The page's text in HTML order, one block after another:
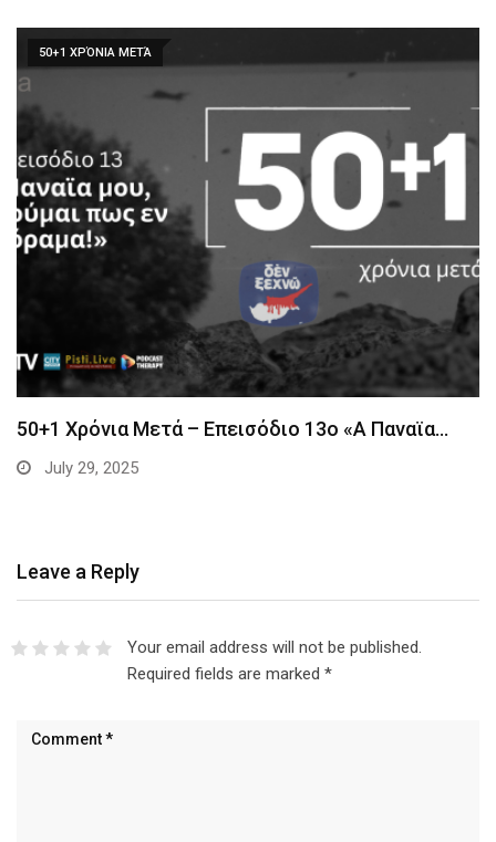
50+1 ΧΡΌΝΙΑ ΜΕΤΆ
50+1 Χρόνια Μετά – Επεισόδιο 13ο «Α Παναϊα…
July 29, 2025
Leave a Reply
Your email address will not be published.
Required fields are marked *